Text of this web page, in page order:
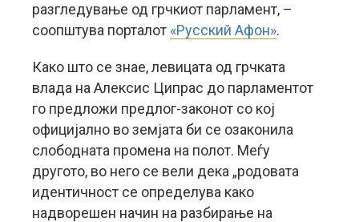
разгледување од грчкиот парламент, –
соопштува порталот «Русский Афон».
Како што се знае, левицата од грчката
влада на Алексис Ципрас до парламентот
го предложи предлог-законот со кој
официјално во земјата би се озаконила
слободната промена на полот. Меѓу
другото, во него се вели дека „родовата
идентичност се определува како
надворешен начин на разбирање на